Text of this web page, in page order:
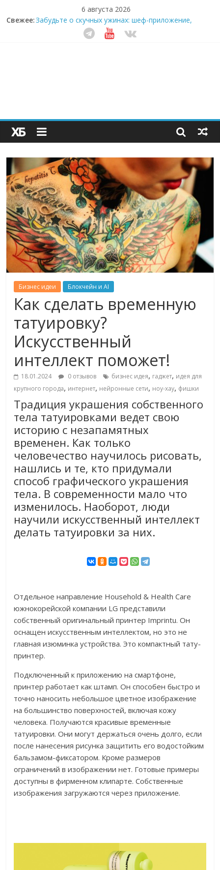
6 августа 2026
Свежее:
Секрет супергидратации: почему кокосовая вода с
пребиотиками становится главным трендом
здорового питания
Как простая наклейка заставляет миллионы людей
не забывать о самом важном креме этим летом
Бизнес идеи Блокчейн и AI
Как сделать временную
татуировку?
Искусственный
интеллект поможет!
18.01.2024 0 отзывов бизнес идея, гаджет, идея для
крупного города, интернет, нейронные сети, ноу-хау, фишки
Традиция украшения собственного
тела татуировками ведет свою
историю с незапамятных
временен. Как только
человечество научилось рисовать,
нашлись и те, кто придумали
способ графического украшения
тела. В современности мало что
изменилось. Наоборот, люди
научили искусственный интеллект
делать татуировки за них.
Отдельное направление Household & Health Care
южнокорейской компании LG представили
собственный оригинальный принтер Imprintu. Он
оснащен искусственным интеллектом, но это не
главная изюминка устройства. Это компактный тату-
принтер.
Подключенный к приложению на смартфоне,
принтер работает как штамп. Он способен быстро и
точно наносить небольшое цветное изображение
на большинство поверхностей, включая кожу
человека. Получаются красивые временные
татуировки. Они могут держаться очень долго, если
после нанесения рисунка защитить его водостойким
бальзамом-фиксатором. Кроме размеров
ограничений в изображении нет. Готовые примеры
доступны в фирменном клипарте. Собственные
изображения загружаются через приложение.